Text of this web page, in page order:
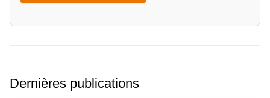
Dernières publications